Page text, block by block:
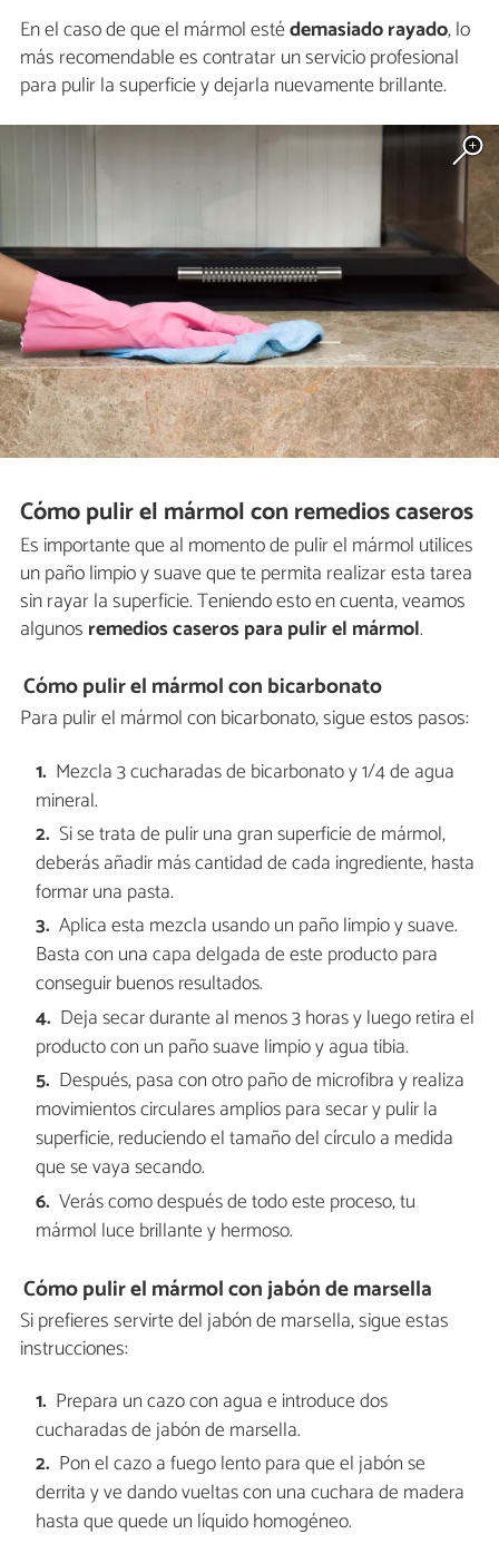
En el caso de que el mármol estédemasiado rayado, lo
más recomendable es contratar un servicio profesional
para pulir la superficie y dejarla nuevamente brillante.
Cómo pulir el mármol con remedios caseros
Es importante que al momento de pulir el mármol utilices
un paño limpio y suave que te permita realizar esta tarea
sin rayar la superficie. Teniendo esto en cuenta, veamos
algunos remedios caseros para pulir el mármol.
Cómo pulir el mármol con bicarbonato
Para pulir el mármol con bicarbonato, sigue estos pasos:
Mezcla 3 cucharadas de bicarbonato y 1/4 de agua
mineral.
Si se trata de pulir una gran superficie de mármol,
deberás añadir más cantidad de cada ingrediente, hasta
formar una pasta.
Aplica esta mezcla usando un paño limpio y suave.
Basta con una capa delgada de este producto para
conseguir buenos resultados.
Deja secar durante al menos 3 horas y luego retira el
producto con un paño suave limpio y agua tibia.
Después, pasa con otro paño de microfibra y realiza
movimientos circulares amplios para secar y pulir la
superficie, reduciendo el tamaño del círculo a medida
que se vaya secando.
Verás como después de todo este proceso, tu
mármol luce brillante y hermoso.
Cómo pulir el mármol con jabón de marsella
Si prefieres servirte del jabón de marsella, sigue estas
instrucciones:
Prepara un cazo con agua e introduce dos
cucharadas de jabón de marsella.
Pon el cazo a fuego lento para que el jabón se
derrita y ve dando vueltas con una cuchara de madera
hasta que quede un líquido homogéneo.